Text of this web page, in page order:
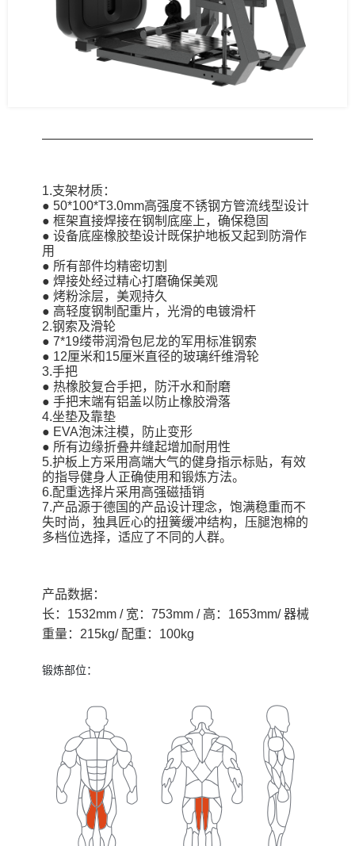
1.支架材质：
● 50*100*T3.0mm高强度不锈钢方管流线型设计
● 框架直接焊接在钢制底座上，确保稳固
● 设备底座橡胶垫设计既保护地板又起到防滑作
用
● 所有部件均精密切割
● 焊接处经过精心打磨确保美观
● 烤粉涂层，美观持久
● 高轻度钢制配重片，光滑的电镀滑杆
2.钢索及滑轮
● 7*19缕带润滑包尼龙的军用标准钢索
● 12厘米和15厘米直径的玻璃纤维滑轮
3.手把
● 热橡胶复合手把，防汗水和耐磨
● 手把末端有铝盖以防止橡胶滑落
4.坐垫及靠垫
● EVA泡沫注模，防止变形
● 所有边缘折叠井缝起增加耐用性
5.护板上方采用高端大气的健身指示标贴，有效
的指导健身人正确使用和锻炼方法。
6.配重选择片采用高强磁插销
7.产品源于德国的产品设计理念，饱满稳重而不
失时尚，独具匠心的扭簧缓冲结构，压腿泡棉的
多档位选择，适应了不同的人群。
产品数据：
长：1532mm / 宽：753mm / 高：1653mm/ 器械
重量：215kg/ 配重：100kg
锻炼部位：